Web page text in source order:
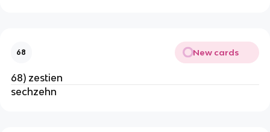
68 New cards
68) zestien
sechzehn